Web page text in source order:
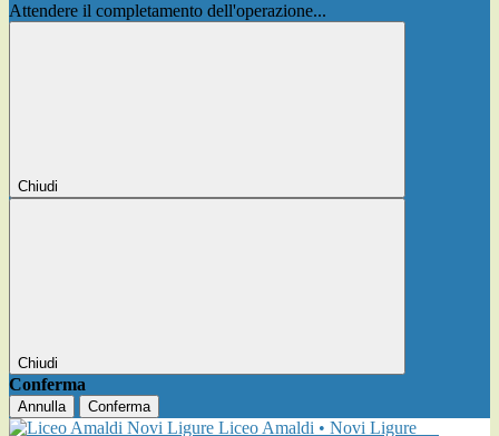
Attendere il completamento dell'operazione...
Chiudi
Chiudi
Conferma
Annulla Conferma
Liceo Amaldi • Novi Ligure